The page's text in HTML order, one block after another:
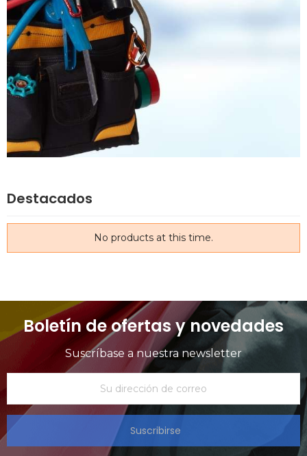
Destacados
No products at this time.
Boletín de ofertas y novedades
Suscríbase a nuestra newsletter
Suscribirse